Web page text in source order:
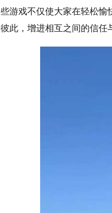
些游戏不仅使大家在轻松愉
彼此，增进相互之间的信任